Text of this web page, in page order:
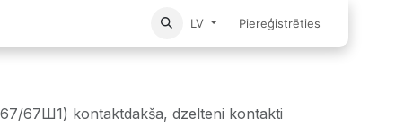
LV Piereģistrēties
67Ш1) kontaktdakša, dzelteni kontakti